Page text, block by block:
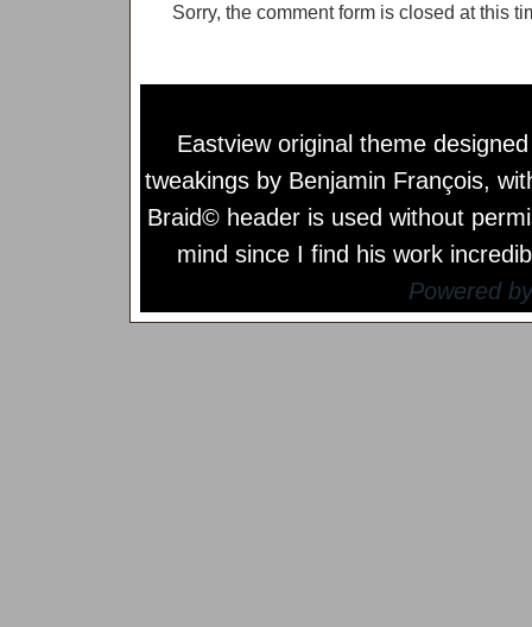
Sorry, the comment form is closed at this
Eastview original theme
tweakings by Benjamin François,
Braid© header is used without
mind since I find his work
Powered